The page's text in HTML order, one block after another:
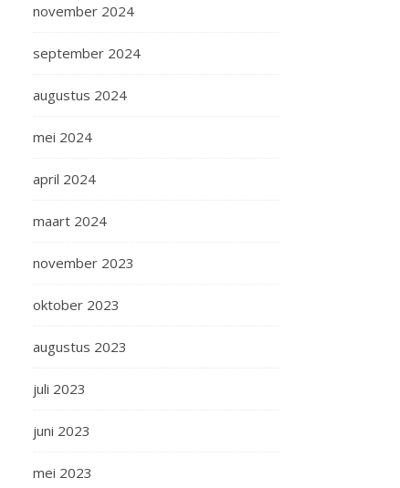
november 2024
september 2024
augustus 2024
mei 2024
april 2024
maart 2024
november 2023
oktober 2023
augustus 2023
juli 2023
juni 2023
mei 2023